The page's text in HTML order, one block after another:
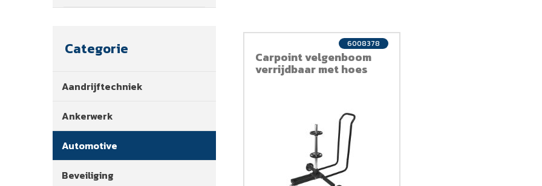
Categorie
Aandrijftechniek
Ankerwerk
Automotive
Beveiliging
Carpoint velgenboom
verrijdbaar met hoes
6008378